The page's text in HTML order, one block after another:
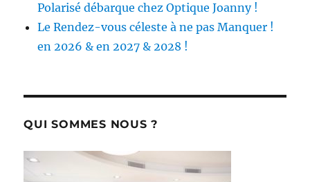
Polarisé débarque chez Optique Joanny !
Le Rendez-vous céleste à ne pas Manquer !
en 2026 & en 2027 & 2028 !
QUI SOMMES NOUS ?